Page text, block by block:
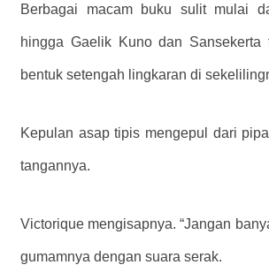
Berbagai macam buku sulit mulai
hingga Gaelik Kuno dan Sansekerta
bentuk setengah lingkaran di
Kepulan asap tipis mengepul dari
tangannya.
Victorique mengisapnya. “Jangan
gumamnya dengan suara serak.